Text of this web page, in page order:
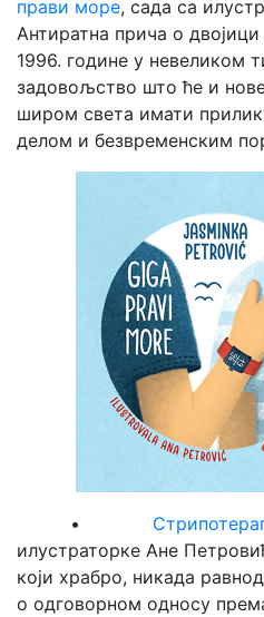
прави море, сада са
Антиратна прича о
1996. године у невеликом
задовољство што ће и
широм света имати
делом и безвременским
•
илустраторке Ане
који храбро, никада
о одговорном односу